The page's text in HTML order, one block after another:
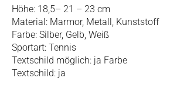
Höhe: 18,5– 21 – 23 cm
Material: Marmor, Metall, Kunststoff
Farbe: Silber, Gelb, Weiß
Sportart: Tennis
Textschild möglich: ja Farbe
Textschild: ja